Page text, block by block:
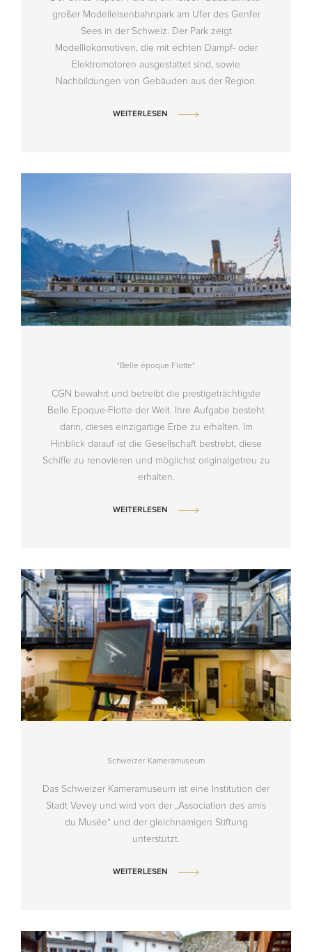
großer Modelleisenbahnpark am Ufer des Genfer
Sees in der Schweiz. Der Park zeigt
Modelllokomotiven, die mit echten Dampf- oder
Elektromotoren ausgestattet sind, sowie
Nachbildungen von Gebäuden aus der Region.
WEITERLESEN
"Belle époque Flotte"
CGN bewahrt und betreibt die prestigeträchtigste
Belle Epoque-Flotte der Welt. Ihre Aufgabe besteht
darin, dieses einzigartige Erbe zu erhalten. Im
Hinblick darauf ist die Gesellschaft bestrebt, diese
Schiffe zu renovieren und möglichst originalgetreu zu
erhalten.
WEITERLESEN
Schweizer Kameramuseum
Das Schweizer Kameramuseum ist eine Institution der
Stadt Vevey und wird von der „Association des amis
du Musée“ und der gleichnamigen Stiftung
unterstützt.
WEITERLESEN